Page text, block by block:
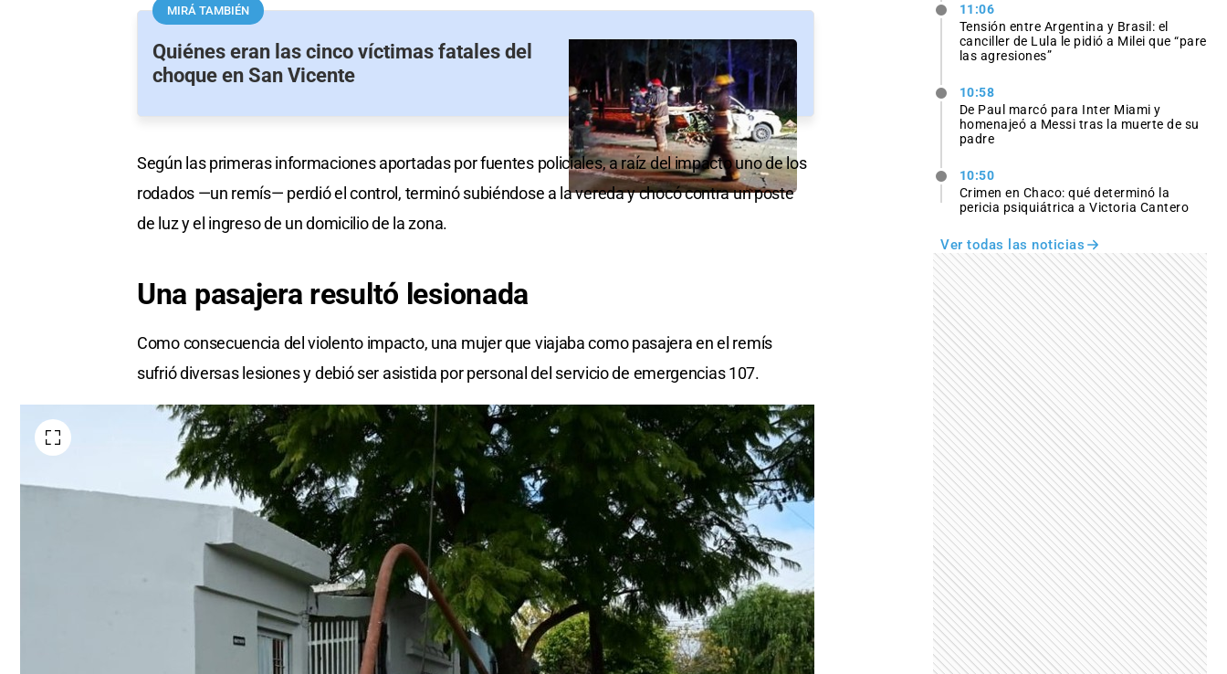
MIRÁ TAMBIÉN
Quiénes eran las cinco víctimas fatales del
choque en San Vicente
Según las primeras informaciones aportadas por fuentes policiales, a raíz del impacto uno de los
rodados —un remís— perdió el control, terminó subiéndose a la vereda y chocó contra un poste
de luz y el ingreso de un domicilio de la zona.
Una pasajera resultó lesionada
Como consecuencia del violento impacto, una mujer que viajaba como pasajera en el remís
sufrió diversas lesiones y debió ser asistida por personal del servicio de emergencias 107.
11:06
Tensión entre Argentina y Brasil: el
canciller de Lula le pidió a Milei que “pare
las agresiones”
10:58
De Paul marcó para Inter Miami y
homenajeó a Messi tras la muerte de su
padre
10:50
Crimen en Chaco: qué determinó la
pericia psiquiátrica a Victoria Cantero
Ver todas las noticias